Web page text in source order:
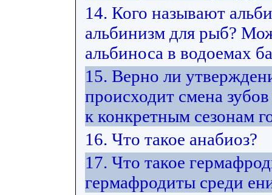
14. Кого называют
альбинизм для рыб?
альбиноса в водоемах
15. Верно ли
происходит смена
к конкретным сезонам
16. Что такое анабиоз?
17. Что такое
гермафродиты среди